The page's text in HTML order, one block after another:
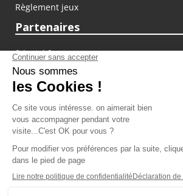
Règlement jeux
Partenaires
fiducial.fr
lyoncapitale.fr
olympique-et-lyonnais.com
L'application Iphone / Android
Téléchargez
Les cookies